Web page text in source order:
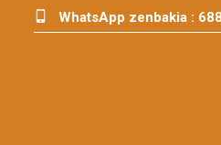
WhatsApp zenbakia :